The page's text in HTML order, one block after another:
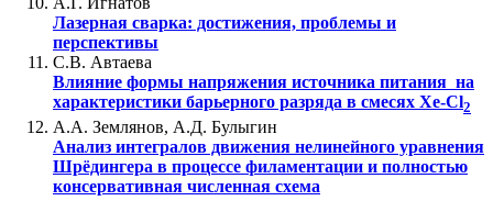
Лазерная сварка: достижения, проблемы и
перспективы
С.В. Автаева
Влияние формы напряжения источника питания на
характеристики барьерного разряда в смесях Xe-Cl2
А.А. Землянов, А.Д. Булыгин
Анализ интегралов движения нелинейного уравнения
Шрёдингера в процессе филаментации и полностью
консервативная численная схема